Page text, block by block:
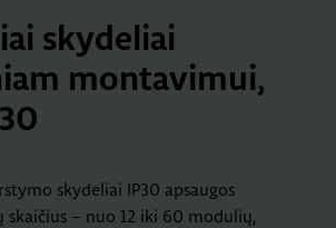
skydeliai
montavimui,
skydeliai IP30 apsaugos
skaičius – nuo 12 iki 60 modulių,